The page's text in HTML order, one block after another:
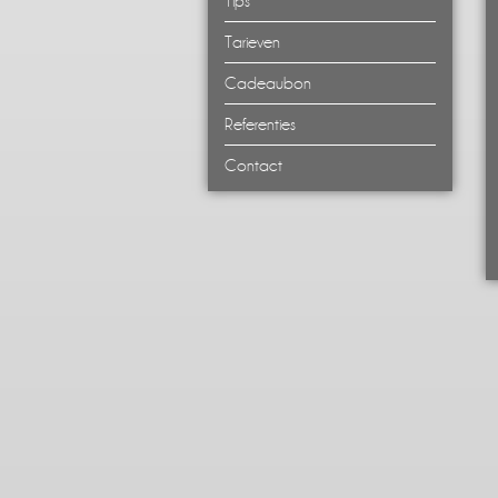
- Ontspanningsmassage
- Zwangerschapsmassage
- Chocolade arrangement
Tarieven
Cadeaubon
Referenties
Contact